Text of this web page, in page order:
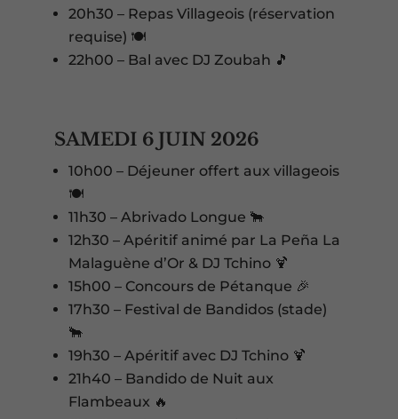
20h30 – Repas Villageois (réservation
requise) 🍽️
22h00 – Bal avec DJ Zoubah 🎵
SAMEDI 6 JUIN 2026
10h00 – Déjeuner offert aux villageois
🍽️
11h30 – Abrivado Longue 🐂
12h30 – Apéritif animé par La Peña La
Malaguène d’Or & DJ Tchino 🍹
15h00 – Concours de Pétanque 🎉
17h30 – Festival de Bandidos (stade)
🐂
19h30 – Apéritif avec DJ Tchino 🍹
21h40 – Bandido de Nuit aux
Flambeaux 🔥